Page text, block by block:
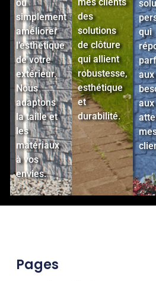
ou
simplement
améliorer
l’esthétique
de votre
extérieur.
Nous
adaptons
la taille et
les
matériaux
à vos
envies.
des
solutions
de clôture
qui allient
robustesse,
esthétique
et
durabilité.
qui
aux
aux
Pages